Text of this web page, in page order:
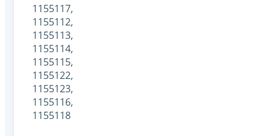
1155117,
1155112,
1155113,
1155114,
1155115,
1155122,
1155123,
1155116,
1155118